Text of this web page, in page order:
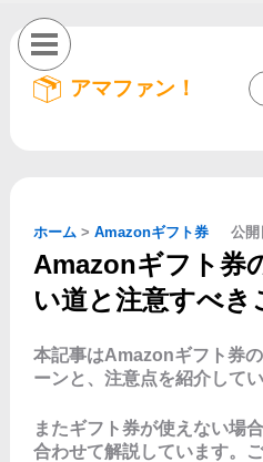
アマファン！
ホーム > Amazonギフト券 公
Amazonギフト券
い道と注意すべき
本記事はAmazonギフト券
ーンと、注意点を紹介してい
またギフト券が使えない場
合わせて解説しています。